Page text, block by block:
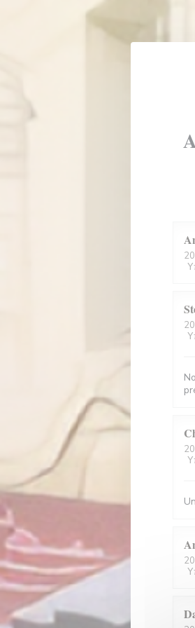
Πίνακας διαχείρισης "Μπισκότων"